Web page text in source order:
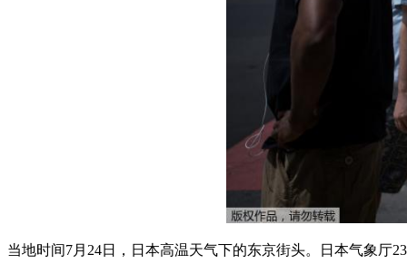
当地时间7月24日，日本高温天气下的东京街头。日本气象厅